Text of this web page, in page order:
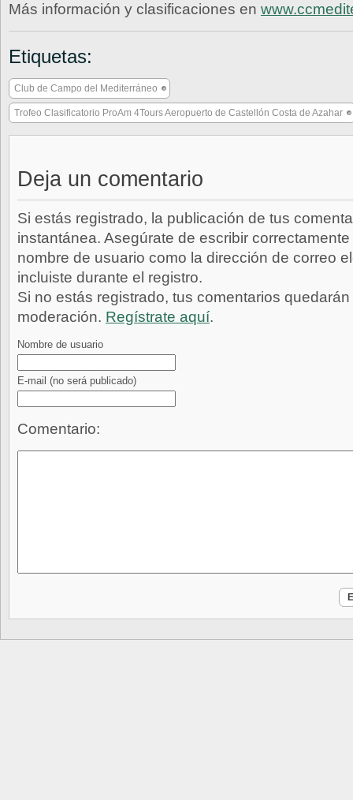
Más información y clasificaciones en
Etiquetas:
Club de Campo del Mediterráneo
Trofeo Clasificatorio ProAm 4Tours Aeropuerto de Castellón Costa de Azahar
Deja un comentario
Si estás registrado, la publicación de tus
instantánea. Asegúrate de escribir
nombre de usuario como la dirección de correo
incluiste durante el registro.
Si no estás registrado, tus comentarios
moderación. Regístrate aquí.
Nombre de usuario
E-mail (no será publicado)
Comentario: